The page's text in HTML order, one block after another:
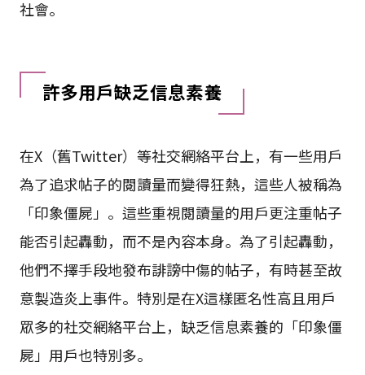
社會。
許多用戶缺乏信息素養
在X（舊Twitter）等社交網絡平台上，有一些用戶
為了追求帖子的閱讀量而變得狂熱，這些人被稱為
「印象僵屍」。這些重視閱讀量的用戶更注重帖子
能否引起轟動，而不是內容本身。為了引起轟動，
他們不擇手段地發布誹謗中傷的帖子，有時甚至故
意製造炎上事件。特別是在X這樣匿名性高且用戶
眾多的社交網絡平台上，缺乏信息素養的「印象僵
屍」用戶也特別多。